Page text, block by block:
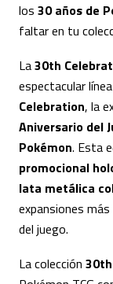
los 30 años de
faltar en tu
La30th
espectacular
Celebration, la
Aniversario del
Pokémon. Esta
promocional
lata metálica
expansiones
del juego.
La colección